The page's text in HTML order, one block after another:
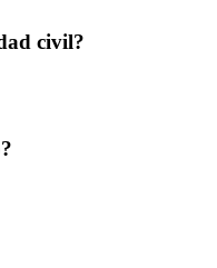
civil?